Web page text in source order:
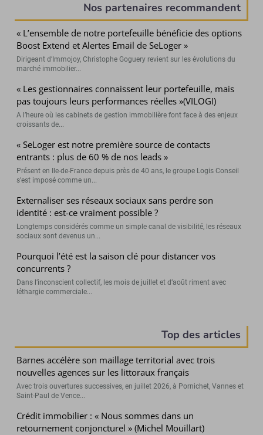
Nos partenaires recommandent
« L’ensemble de notre portefeuille bénéficie des options
Boost Extend et Alertes Email de SeLoger »
Dirigeant d’Immojoy, Christophe Goguery revient sur les évolutions du
marché immobilier...
« Les gestionnaires connaissent leur portefeuille, mais
pas toujours leurs performances réelles »(VILOGI)
A l’heure où les cabinets de gestion immobilière font face à des enjeux
croissants de...
« SeLoger est notre première source de contacts
entrants : plus de 60 % de nos leads »
Présent en Ile-de-France depuis près de 40 ans, le groupe Logis Conseil
s’est imposé comme un...
Externaliser ses réseaux sociaux sans perdre son
identité : est-ce vraiment possible ?
Longtemps considérés comme un simple canal de visibilité, les réseaux
sociaux sont devenus un...
Pourquoi l’été est la saison clé pour distancer vos
concurrents ?
Dans l’inconscient collectif, les mois de juillet et d’août riment avec
léthargie commerciale...
Top des articles
Barnes accélère son maillage territorial avec trois
nouvelles agences sur les littoraux français
Avec trois ouvertures successives, en juillet 2026, à Pornichet, Vannes et
Saint-Paul de Vence...
Crédit immobilier : « Nous sommes dans un
retournement conjoncturel » (Michel Mouillart)